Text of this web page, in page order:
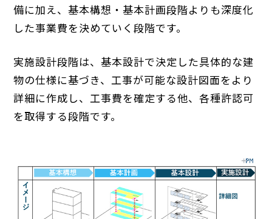
備に加え、基本構想・基本計画段階よりも深度化
した事業費を決めていく段階です。
実施設計段階は、基本設計で決定した具体的な建
物の仕様に基づき、工事が可能な設計図面をより
詳細に作成し、工事費を確定する他、各種許認可
を取得する段階です。